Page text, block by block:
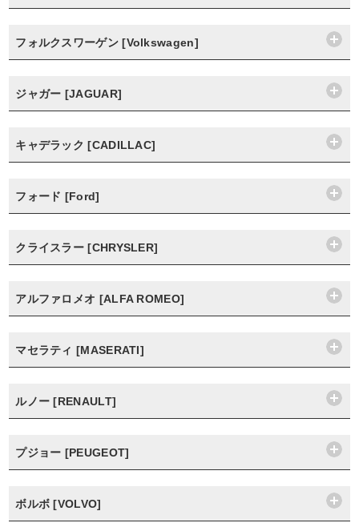
フォルクスワーゲン [Volkswagen]
ジャガー [JAGUAR]
キャデラック [CADILLAC]
フォード [Ford]
クライスラー [CHRYSLER]
アルファロメオ [ALFA ROMEO]
マセラティ [MASERATI]
ルノー [RENAULT]
プジョー [PEUGEOT]
ボルボ [VOLVO]